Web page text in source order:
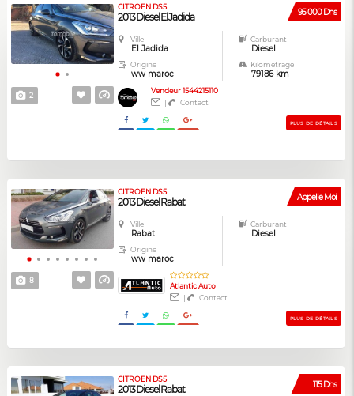
2
95 000 Dhs
CITROEN DS5
2013 Diesel El Jadida
Ville
El Jadida
Carburant
Diesel
Origine
ww maroc
Kilométrage
79186 km
Vendeur 1544215110
|
Contact
PLUS DE DÉTAILS
8
Appelle Moi
CITROEN DS5
2013 Diesel Rabat
Ville
Rabat
Carburant
Diesel
Origine
ww maroc
Atlantic Auto
|
Contact
PLUS DE DÉTAILS
115 Dhs
CITROEN DS5
2013 Diesel Rabat